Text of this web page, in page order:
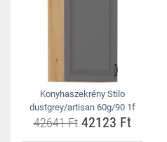
Konyhaszekrény Stilo
dustgrey/artisan 60g/90 1f
42641 Ft42123 Ft